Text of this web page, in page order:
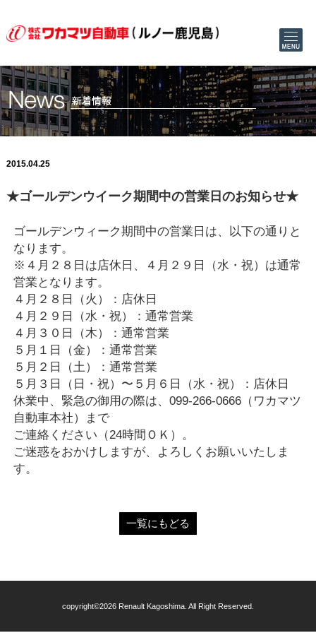
2015.04.25
★ゴールデンウイーク期間中の営業日のお知らせ★
ゴールデンウィーク期間中の営業日は、以下の通りと
なります。
※４月２８日は店休日、４月２９日（水・祝）は通常
営業となります。
４月２８日（火）：店休日
４月２９日（水・祝）：通常営業
４月３０日（木）：通常営業
５月１日（金）：通常営業
５月２日（土）：通常営業
５月３日（日・祝）〜５月６日（水・祝）：店休日
休業中、緊急の御用の際は、099-266-0666（ワカマツ
自動車本社）まで
ご連絡ください（24時間ＯＫ）。
ご迷惑をおかけしますが、よろしくお願いいたしま
す。
一覧にもどる
copyright©2026 Renault Kagoshima. All Right Reserved.